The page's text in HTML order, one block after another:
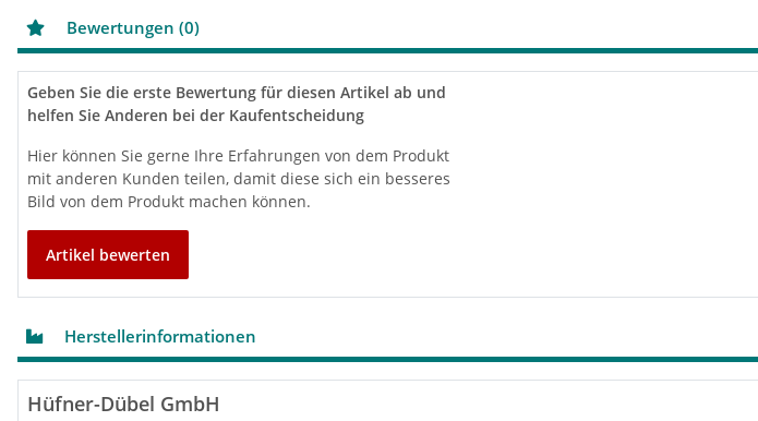
Bewertungen (0)
Geben Sie die erste Bewertung für diesen Artikel ab und
helfen Sie Anderen bei der Kaufentscheidung
Hier können Sie gerne Ihre Erfahrungen von dem Produkt
mit anderen Kunden teilen, damit diese sich ein besseres
Bild von dem Produkt machen können.
Artikel bewerten
Herstellerinformationen
Hüfner-Dübel GmbH